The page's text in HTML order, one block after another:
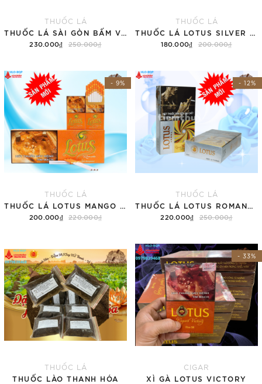
THUỐC LÁ
230.000₫ 250.000₫
THUỐC LÁ
180.000₫ 200.000₫
- 9%
THUỐC LÁ
200.000₫ 220.000₫
- 12%
THUỐC LÁ
220.000₫ 250.000₫
THUỐC LÁ
THUỐC LÀO THANH HÓA
- 33%
CIGAR
XÌ GÀ LOTUS VICTORY